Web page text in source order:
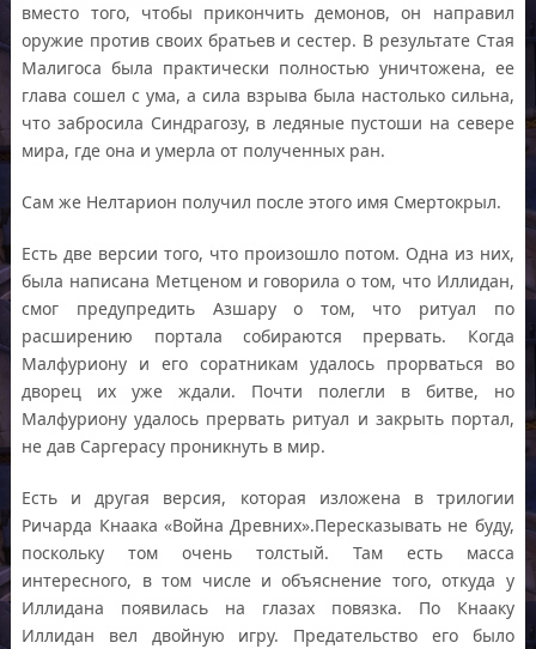
вместо того, чтобы прикончить демонов, он направил
оружие против своих братьев и сестер. В результате Стая
Малигоса была практически полностью уничтожена, ее
глава сошел с ума, а сила взрыва была настолько сильна,
что забросила Синдрагозу, в ледяные пустоши на севере
мира, где она и умерла от полученных ран.
Сам же Нелтарион получил после этого имя Смертокрыл.
Есть две версии того, что произошло потом. Одна из них,
была написана Метценом и говорила о том, что Иллидан,
смог предупредить Азшару о том, что ритуал по
расширению портала собираются прервать. Когда
Малфуриону и его соратникам удалось прорваться во
дворец их уже ждали. Почти полегли в битве, но
Малфуриону удалось прервать ритуал и закрыть портал,
не дав Саргерасу проникнуть в мир.
Есть и другая версия, которая изложена в трилогии
Ричарда Кнаака «Война Древних».Пересказывать не буду,
поскольку том очень толстый. Там есть масса
интересного, в том числе и объяснение того, откуда у
Иллидана появилась на глазах повязка. По Кнааку
Иллидан вел двойную игру. Предательство его было